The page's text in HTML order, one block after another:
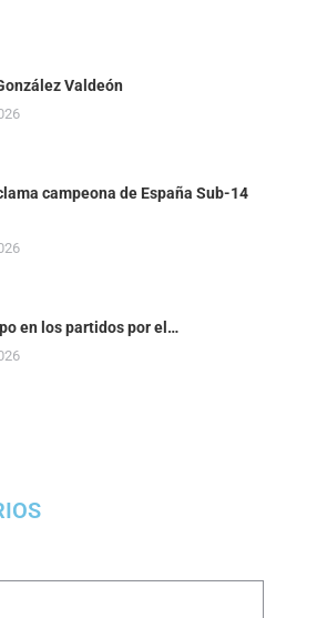
Valdeón
campeona de España Sub-14
en los partidos por el…